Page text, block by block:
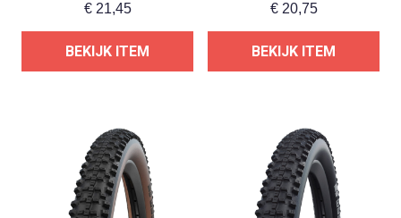
€21,45
BEKIJK ITEM
€20,75
BEKIJK ITEM